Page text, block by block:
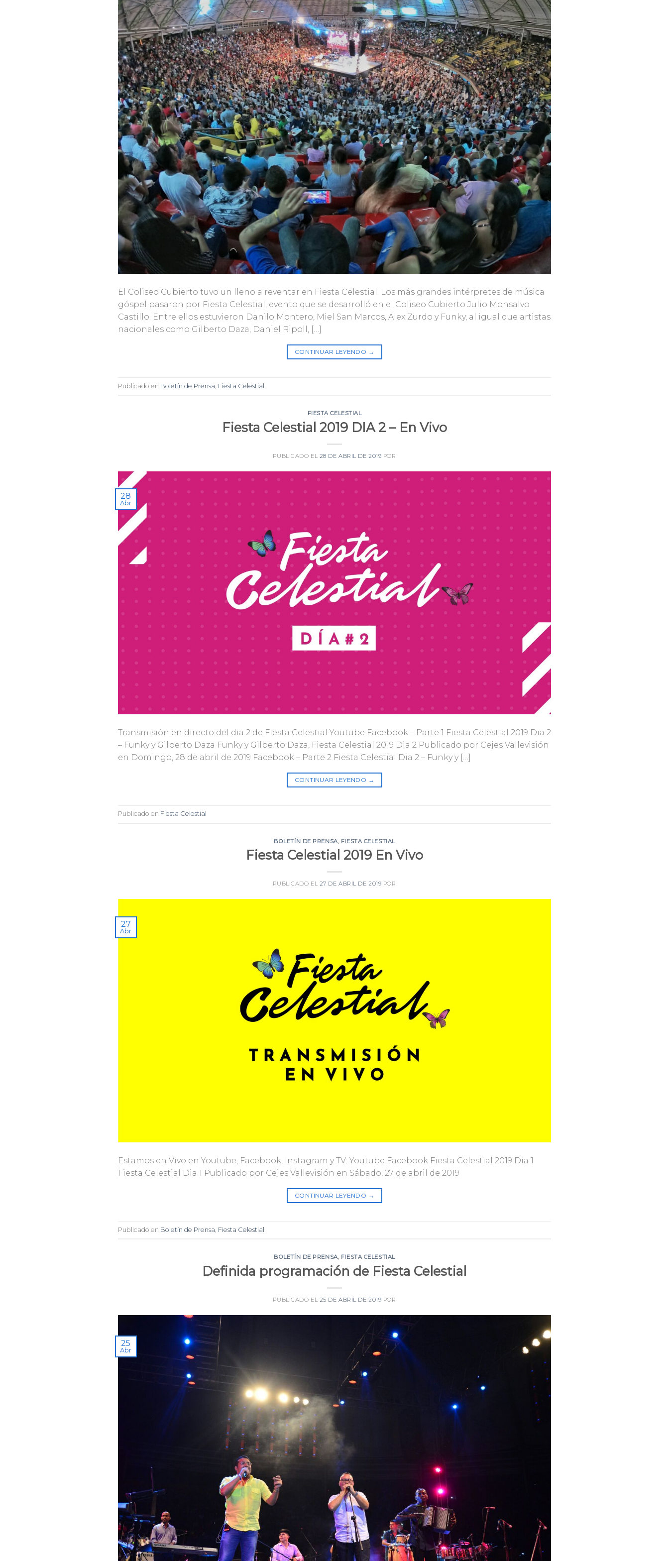
El Coliseo Cubierto tuvo un lleno a reventar en Fiesta Celestial. Los más grandes intérpretes de música
góspel pasaron por Fiesta Celestial, evento que se desarrolló en el Coliseo Cubierto Julio Monsalvo
Castillo. Entre ellos estuvieron Danilo Montero, Miel San Marcos, Alex Zurdo y Funky, al igual que artistas
nacionales como Gilberto Daza, Daniel Ripoll, […]
CONTINUAR LEYENDO →
Publicado en Boletín de Prensa Fiesta Celestial
FIESTA CELESTIAL
Fiesta Celestial 2019 DIA 2 – En Vivo
PUBLICADO EL 28 DE ABRIL DE 2019 POR
28
Abr
Transmisión en directo del dia 2 de Fiesta Celestial Youtube Facebook – Parte 1 Fiesta Celestial 2019 Dia 2
– Funky y Gilberto Daza Funky y Gilberto Daza, Fiesta Celestial 2019 Dia 2 Publicado por Cejes Vallevisión
en Domingo, 28 de abril de 2019 Facebook – Parte 2 Fiesta Celestial Dia 2 – Funky y […]
CONTINUAR LEYENDO →
Publicado en Fiesta Celestial
BOLETÍN DE PRENSA FIESTA CELESTIAL
Fiesta Celestial 2019 En Vivo
PUBLICADO EL 27 DE ABRIL DE 2019 POR
27
Abr
Estamos en Vivo en Youtube, Facebook, Instagram y TV: Youtube Facebook Fiesta Celestial 2019 Dia 1
Fiesta Celestial Dia 1 Publicado por Cejes Vallevisión en Sábado, 27 de abril de 2019
CONTINUAR LEYENDO →
Publicado en Boletín de Prensa Fiesta Celestial
BOLETÍN DE PRENSA, FIESTA CELESTIAL
Definida programación de Fiesta Celestial
PUBLICADO EL 25 DE ABRIL DE 2019 POR
25
Abr